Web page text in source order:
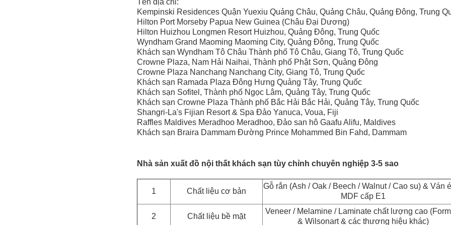
Kempinski Residences Quận Yuexiu Quảng Châu, Quảng Châu, Quảng Đông, Trung
Hilton Port Morseby Papua New Guinea (Châu Đại Dương)
Hilton Huizhou Longmen Resort Huizhou, Quảng Đông, Trung Quốc
Wyndham Grand Maoming Maoming City, Quảng Đông, Trung Quốc
Khách sạn Wyndham Tô Châu Thành phố Tô Châu, Giang Tô, Trung Quốc
Crowne Plaza, Nam Hải Naihai, Thành phố Phật Sơn, Quảng Đông
Crowne Plaza Nanchang Nanchang City, Giang Tô, Trung Quốc
Khách sạn Ramada Plaza Đông Hưng Quảng Tây, Trung Quốc
Khách sạn Sofitel, Thành phố Ngọc Lâm, Quảng Tây, Trung Quốc
Khách sạn Crowne Plaza Thành phố Bắc Hải Bắc Hải, Quảng Tây, Trung Quốc
Shangri-La's Fijian Resort & Spa Đảo Yanuca, Voua, Fiji
Raffles Maldives Meradhoo Meradhoo, Đảo san hô Gaafu Alifu, Maldives
Khách sạn Braira Dammam Đường Prince Mohammed Bin Fahd, Dammam
Nhà sản xuất đồ nội thất khách sạn tùy chỉnh chuyên nghiệp 3-5 sao
1 Chất liệu cơ bản
Gỗ rắn (Ash / Oak / Beech / Walnut / Cao su) & Ván
MDF cấp E1
2 Chất liệu bề mặt
Veneer / Melamine / Laminate chất lượng cao
& Wilsonart & các thương hiệu khác)